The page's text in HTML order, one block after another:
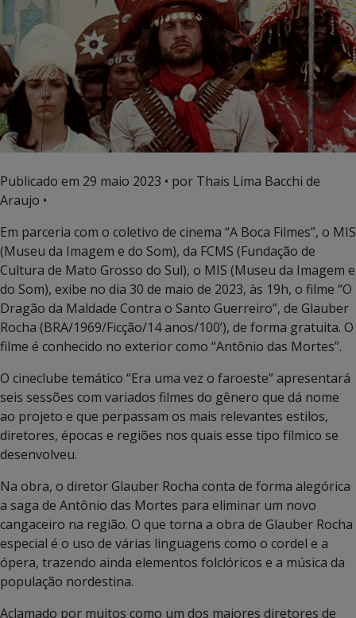
Publicado em 29 maio 2023 • por Thais Lima Bacchi de
Araujo •
Em parceria com o coletivo de cinema “A Boca Filmes”, o MIS
(Museu da Imagem e do Som), da FCMS (Fundação de
Cultura de Mato Grosso do Sul), o MIS (Museu da Imagem e
do Som), exibe no dia 30 de maio de 2023, às 19h, o filme “O
Dragão da Maldade Contra o Santo Guerreiro”, de Glauber
Rocha (BRA/1969/Ficção/14 anos/100’), de forma gratuita. O
filme é conhecido no exterior como “Antônio das Mortes”.
O cineclube temático “Era uma vez o faroeste” apresentará
seis sessões com variados filmes do gênero que dá nome
ao projeto e que perpassam os mais relevantes estilos,
diretores, épocas e regiões nos quais esse tipo fílmico se
desenvolveu.
Na obra, o diretor Glauber Rocha conta de forma alegórica
a saga de Antônio das Mortes para eliminar um novo
cangaceiro na região. O que torna a obra de Glauber Rocha
especial é o uso de várias linguagens como o cordel e a
ópera, trazendo ainda elementos folclóricos e a música da
população nordestina.
Aclamado por muitos como um dos maiores diretores de